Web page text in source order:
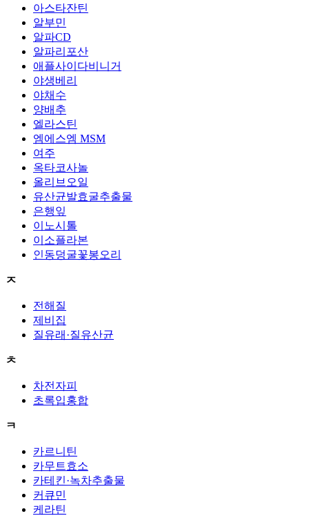
아스타잔틴
알부민
알파CD
알파리포산
애플사이다비니거
야생베리
야채수
양배추
엘라스틴
엠에스엠 MSM
여주
옥타코사놀
올리브오일
유산균발효굴추출물
은행잎
이노시톨
이소플라본
인동덩굴꽃봉오리
ㅈ
전해질
제비집
질유래·질유산균
ㅊ
차전자피
초록입홍합
ㅋ
카르니틴
카무트효소
카테킨·녹차추출물
커큐민
케라틴